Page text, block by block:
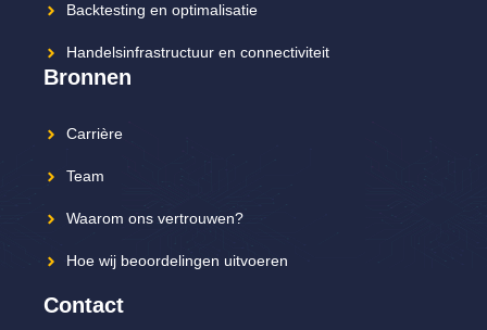
Backtesting en optimalisatie
Handelsinfrastructuur en connectiviteit
Bronnen
Carrière
Team
Waarom ons vertrouwen?
Hoe wij beoordelingen uitvoeren
Contact